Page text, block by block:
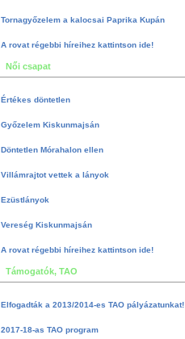
Tornagyőzelem a kalocsai Paprika Kupán
A rovat régebbi híreihez kattintson ide!
Női csapat
Értékes döntetlen
Győzelem Kiskunmajsán
Döntetlen Mórahalon ellen
Villámrajtot vettek a lányok
Ezüstlányok
Vereség Kiskunmajsán
A rovat régebbi híreihez kattintson ide!
Támogatók, TAO
Elfogadták a 2013/2014-es TAO pályázatunkat!
2017-18-as TAO program